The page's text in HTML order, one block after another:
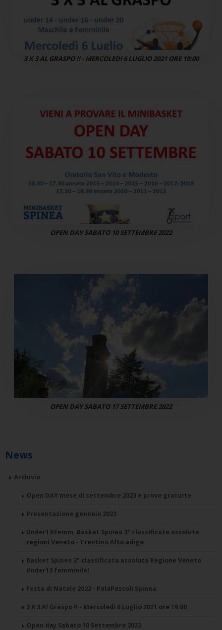
3 X 3 AL GRASPO !! - MERCOLEDI 6 LUGLIO 2021 ORE 19:00
OPEN DAY SABATO 10 SETTEMBRE 2022
OPEN DAY SABATO 17 SETTEMBRE 2022
News
Archivio
Open DAY mese di settembre 2023 e prove gratuite
Presentazione gennaio 2023
Under14 Femm. Basket Spinea 3° classificate assolute
regioni Veneto - Trentino Alto adige
Basket Spinea 2° classificata assoluta Regione Veneto
Under13 femminile!
Festa di Natale 2022 - PalaPascoli Spinea
3 X 3 Al Graspo !! - Mercoledi 6 Luglio 2021 ore 19:00
Open day Sabato 10 Settembre 2022